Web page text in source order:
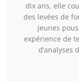
dix ans, elle
des levées de
jeunes
expérience de
d’analyses